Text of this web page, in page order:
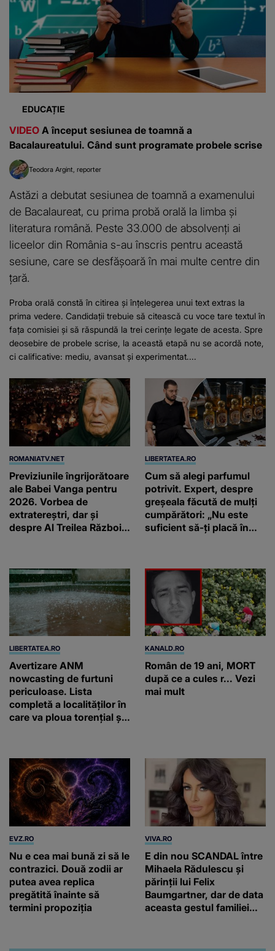
EDUCAȚIE
VIDEO A început sesiunea de toamnă a
Bacalaureatului. Când sunt programate probele scrise
Teodora Argint reporter
Astăzi a debutat sesiunea de toamnă a examenului
de Bacalaureat, cu prima probă orală la limba și
literatura română. Peste 33.000 de absolvenți ai
liceelor din România s-au înscris pentru această
sesiune, care se desfășoară în mai multe centre din
țară.
Proba orală constă în citirea și înțelegerea unui text extras la
prima vedere. Candidații trebuie să citească cu voce tare textul în
fața comisiei și să răspundă la trei cerințe legate de acesta. Spre
deosebire de probele scrise, la această etapă nu se acordă note,
ci calificative: mediu, avansat și experimentat....
ROMANIATV.NET
Previziunile îngrijorătoare
ale Babei Vanga pentru
2026. Vorbea de
extratereștri, dar și
despre Al Treilea Război
LIBERTATEA.RO
Cum să alegi parfumul
potrivit. Expert, despre
greșeala făcută de mulți
cumpărători: „Nu este
suficient să-ți placă în
LIBERTATEA.RO
Avertizare ANM
nowcasting de furtuni
periculoase. Lista
completă a localităților în
care va ploua torențial și
KANALD.RO
Român de 19 ani, MORT
după ce a cules r... Vezi
mai mult
EVZ.RO
Nu e cea mai bună zi să le
contrazici. Două zodii ar
putea avea replica
pregătită înainte să
termini propoziția
VIVA.RO
E din nou SCANDAL între
Mihaela Rădulescu și
părinții lui Felix
Baumgartner, dar de data
aceasta gestul familiei
noastră! Fostei